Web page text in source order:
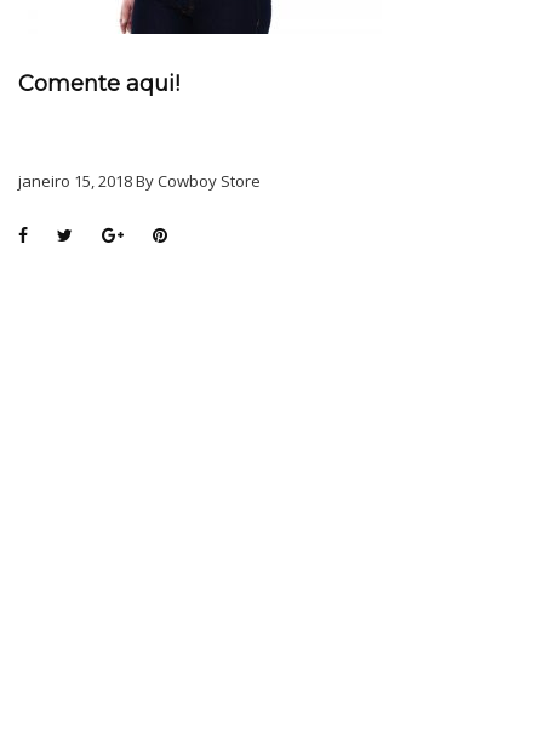
Comente aqui!
janeiro 15, 2018 By Cowboy Store